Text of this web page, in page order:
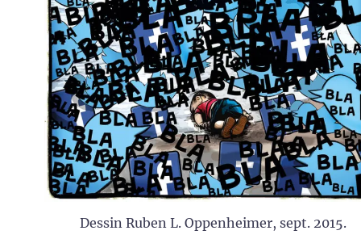
Dessin Ruben L. Oppenheimer, sept. 2015.